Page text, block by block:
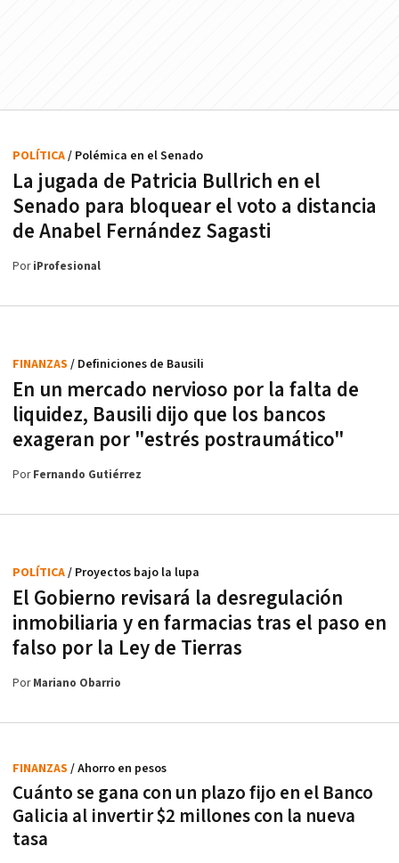
La jugada de Patricia Bullrich en el
Senado para bloquear el voto a distancia
de Anabel Fernández Sagasti
POLÍTICA/ Polémica en el Senado
PoriProfesional
En un mercado nervioso por la falta de
liquidez, Bausili dijo que los bancos
exageran por "estrés postraumático"
FINANZAS / Definiciones de Bausili
PorFernando Gutiérrez
El Gobierno revisará la desregulación
inmobiliaria y en farmacias tras el paso en
falso por la Ley de Tierras
POLÍTICA/ Proyectos bajo la lupa
PorMariano Obarrio
Cuánto se gana con un plazo fijo en el Banco
Galicia al invertir $2 millones con la nueva
tasa
FINANZAS / Ahorro en pesos